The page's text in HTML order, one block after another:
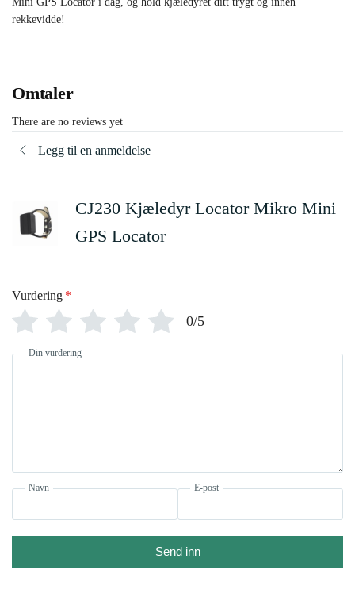
rekkevidde!
Omtaler
There are no reviews yet
Legg til en anmeldelse
CJ230 Kjæledyr Locator Mikro Mini
GPS Locator
Vurdering *
0/5
Din vurdering
Navn E-post
Send inn